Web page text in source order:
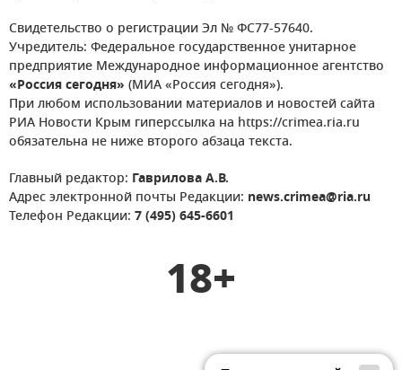
Свидетельство о регистрации Эл № ФС77-57640.
Учредитель: Федеральное государственное унитарное
предприятие Международное информационное агентство
«Россия сегодня» (МИА «Россия сегодня»).
При любом использовании материалов и новостей сайта
РИА Новости Крым гиперссылка на https://crimea.ria.ru
обязательна не ниже второго абзаца текста.
Главный редактор: Гаврилова А.В.
Адрес электронной почты Редакции: news.crimea@ria.ru
Телефон Редакции: 7 (495) 645-6601
18+